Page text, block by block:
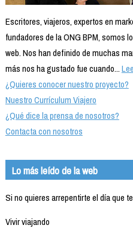
Escritores, viajeros, expertos en
fundadores de la ONG BPM, somos
web. Nos han definido de muchas
más nos ha gustado fue cuando...
¿Quieres conocer nuestro proyecto?
Nuestro Currículum Viajero
¿Qué dice la prensa de nosotros?
Contacta con nosotros
Lo más leído de la web
Si no quieres arrepentirte el día que
Vivir viajando